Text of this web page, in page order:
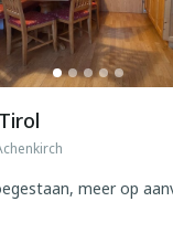
meer op